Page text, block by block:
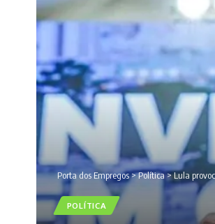
Porta dos Empregos>Política>Lula
POLÍTICA